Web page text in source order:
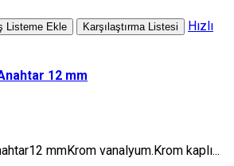
Listeme Ekle Karşılaştırma Listesi
Hızlı
12 mm
mmKrom vanalyum.Krom kaplı...